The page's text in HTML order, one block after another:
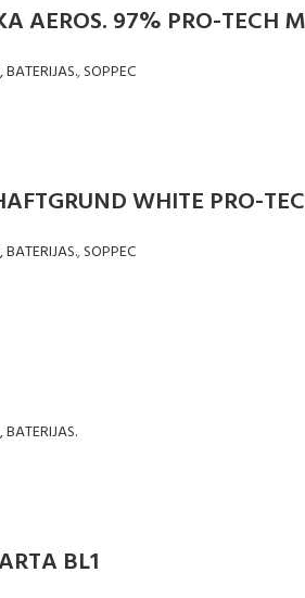
AEROS. 97% PRO-TECH
,SOPPEC
WHITE PRO-
,SOPPEC
BL1